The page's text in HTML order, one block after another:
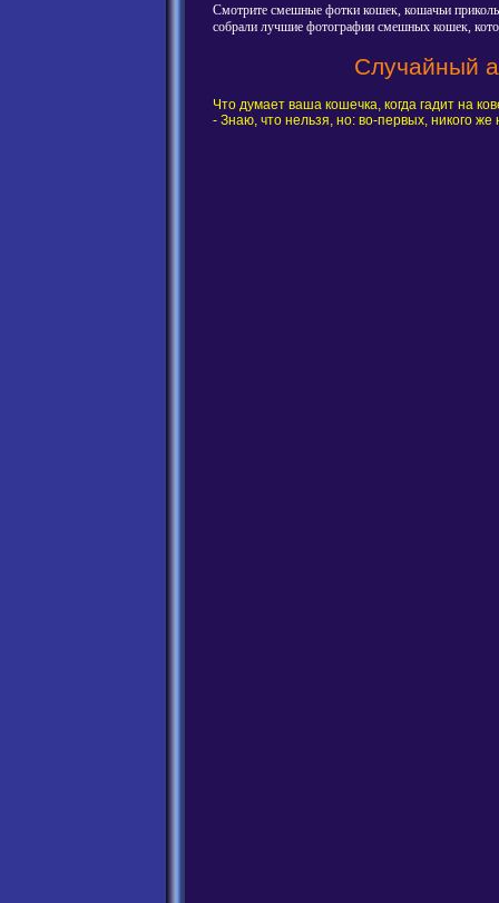
Смотрите смешные фотки кошек, кошачьи
собрали лучшие фотографии смешных кошек,
Случайный
Что думает ваша кошечка, когда гадит на
- Знаю, что нельзя, но: во-первых, никого